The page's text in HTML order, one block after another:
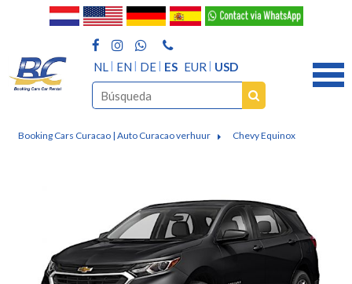
NL EN DE ES EUR USD
Booking Cars Curacao | Auto Curacao verhuur Chevy Equinox